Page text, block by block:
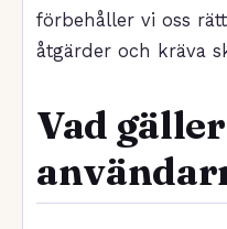
förbehåller vi oss
åtgärder och kräva
Vad